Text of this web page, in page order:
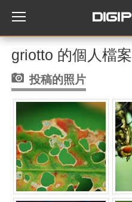
griotto 的個人檔案
投稿的照片